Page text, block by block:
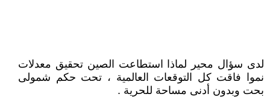
لدى سؤال محير لماذا استطاعت الصين تحقيق معدلات
نموا فاقت كل التوقعات العالمية ، تحت حكم شمولى
بحت وبدون أدنى مساحة للحرية .